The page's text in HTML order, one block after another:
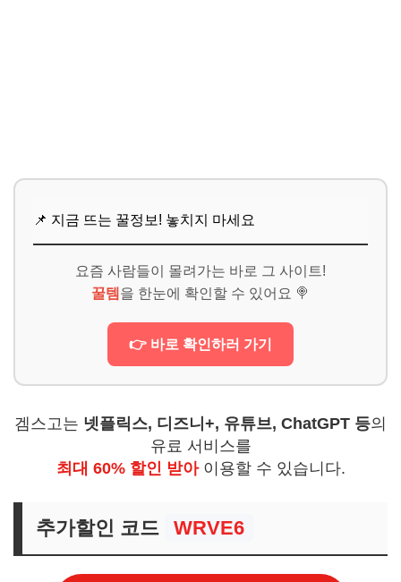
📌 지금 뜨는 꿀정보! 놓치지 마세요
요즘 사람들이 몰려가는 바로 그 사이트!
꿀템 을 한눈에 확인할 수 있어요 🍭
👉 바로 확인하러 가기
겜스고는 넷플릭스, 디즈니+, 유튜브, ChatGPT 등의
유료 서비스를
최대 60% 할인 받아이용할 수 있습니다.
추가할인 코드 WRVE6